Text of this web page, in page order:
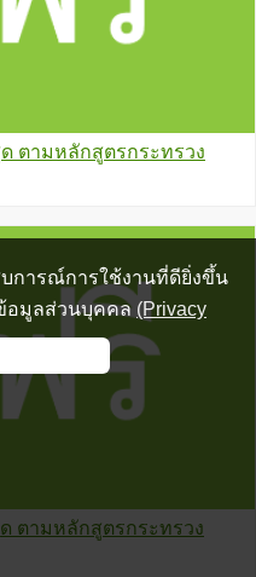
ตามหลักสูตรกระทรวง
ตามหลักสูตรกระทรวง
การณ์การใช้งานที่ดียิ่งขึ้น
อมูลส่วนบุคคล (Privacy